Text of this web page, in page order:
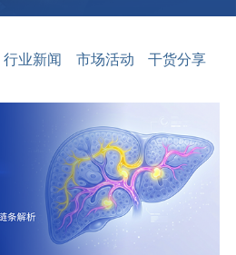
行业新闻 市场活动 干货分享